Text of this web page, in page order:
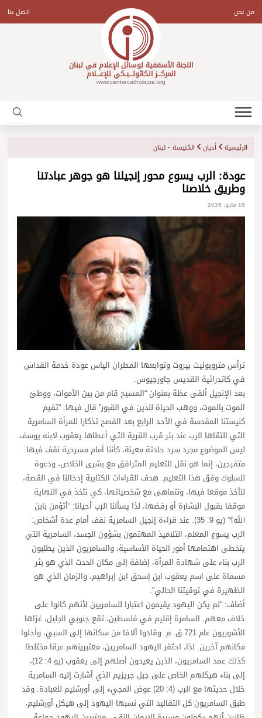
contentمن نحن اتصل بنا
اللجنة الأسقفية لوسائل الإعلام في لبنان
المركـــز الكاثولـــيـكي للإعـــلام
www.centrecatholique.org
الرئيسية أديان الكنيسة - لبنان
عودة: الرب يسوع محور إنجيلنا هو جوهر عبادتنا
وطريق خلاصنا
19 مايو، 2025
ترأس متروبوليت بيروت وتوابعها المطران الياس عودة خدمة القداس
في كاتدرائية القديس جاورجيوس.
بعد الإنجيل ألقى عظة بعنوان “المسيح قام من بين الأموات، ووطئ
الموت بالموت، ووهب الحياة للذين في القبور” قال فيها: “تقيم
كنيستنا المقدسة في الأحد الرابع بعد الفصح تذكارا للمرأة السامرية
التي التقاها الرب عند بئر قرب القرية التي أعطاها يعقوب لابنه يوسف.
ليس الموضوع مجرد سرد حادثة معينة، كأننا أمام مسرحية نقف فيها
متفرجين، إنما هو نقل للتعليم المترافق مع بشرى الخلاص، ودعوة
للسلوك وفق هذا التعليم. هدف القراءات الكتابية إدخالنا في القصة،
لنأخذ موقعا فيها، ونتماهى مع شخصياتها، كي نتخذ في النهاية
موقفا بقبول البشارة أو رفضها، لذا يسألنا الرب أحيانا: “أتؤمن بابن
الله؟” (يو 9: 35). عند قراءة إنجيل السامرية نقف أمام عدة أشخاص:
الرب يسوع المعلم، التلاميذ المهتمون بشؤون الجسد، السامرية التي
يتخطى اهتمامها أمور الحياة الأساسية، والسامريون الذين يطلبون
الرب بناء على شهادة المرأة، إضافة إلى مكان الحدث الذي هو بئر
مسماة على اسم يعقوب ابن إسحق ابن إبراهيم، والزمان الذي هو
الظهيرة في توقيتنا الحالي”.
أضاف: “لم يكن اليهود يقيمون اعتبارا للسامريين لأنهم كانوا على
خلاف معهم. السامرة إقليم في فلسطين، تقع جنوبي الجليل، غزاها
الأشوريون عام 721 ق. م. وقادوا آلافا من سكانها إلى السبي، وأحلوا
مكانهم آخرين. لذا، احتقر اليهود السامريين، معتبرينهم عرقا مختلطا.
كذلك عمد السامريون، الذين يعيدون أصلهم إلى يعقوب (يو 4: 12)،
إلى بناء هيكلهم الخاص على جبل جريزيم الذي أشارت إليه السامرية
خلال حديثها مع الرب (4: 20) عوض المجيء إلى أورشليم للعبادة. وقد
طبق السامريون كل التقاليد التي نسبها اليهود إلى هيكل أورشليم،